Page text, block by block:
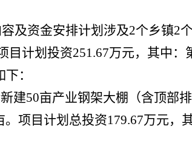
及资金安排计划涉及2个乡镇2
目计划投资251.67万元，其中：
：
建50亩产业钢架大棚（含顶部排
项目计划总投资179.67万元，